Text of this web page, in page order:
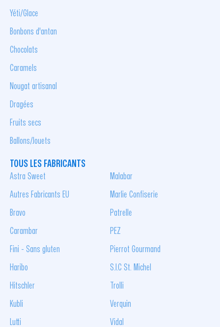
Yéti/Glace
Bonbons d'antan
Chocolats
Caramels
Nougat artisanal
Dragées
Fruits secs
Ballons/Jouets
TOUS LES FABRICANTS
Astra Sweet
Autres Fabricants EU
Bravo
Carambar
Fini - Sans gluten
Haribo
Hitschler
Kubli
Lutti
Malabar
Marlie Confiserie
Patrelle
PEZ
Pierrot Gourmand
S.I.C St. Michel
Trolli
Verquin
Vidal